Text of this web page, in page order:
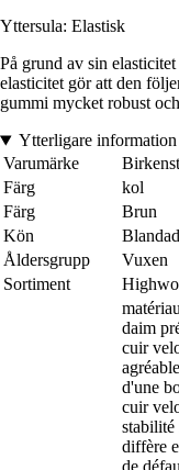
Yttersula: Elastisk
På grund av sin
elasticitet gör att den
gummi mycket robust
Ytterligare information
Varumärke
Färg
kol
Färg
Brun
Kön
Blandad
Åldersgrupp
Vuxen
Sortiment
daim
cuir
d'une
cuir
stabilité
diffère